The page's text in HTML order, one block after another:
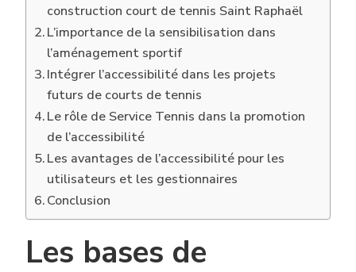
construction court de tennis Saint Raphaël
L’importance de la sensibilisation dans
l’aménagement sportif
Intégrer l’accessibilité dans les projets
futurs de courts de tennis
Le rôle de Service Tennis dans la promotion
de l’accessibilité
Les avantages de l’accessibilité pour les
utilisateurs et les gestionnaires
Conclusion
Les bases de